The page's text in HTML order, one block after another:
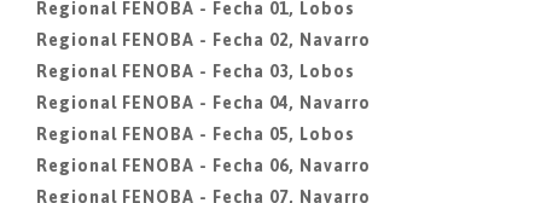
Regional FENOBA - Fecha 01, Lobos
Regional FENOBA - Fecha 02, Navarro
Regional FENOBA - Fecha 03, Lobos
Regional FENOBA - Fecha 04, Navarro
Regional FENOBA - Fecha 05, Lobos
Regional FENOBA - Fecha 06, Navarro
Regional FENOBA - Fecha 07, Navarro